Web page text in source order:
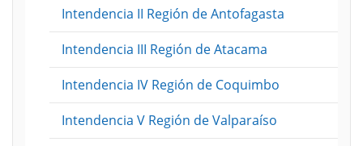
Intendencia II Región de Antofagasta
Intendencia III Región de Atacama
Intendencia IV Región de Coquimbo
Intendencia V Región de Valparaíso